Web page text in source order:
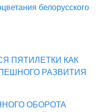
белорусского
ПЯТИЛЕТКИ КАК
РАЗВИТИЯ
ОБОРОТА